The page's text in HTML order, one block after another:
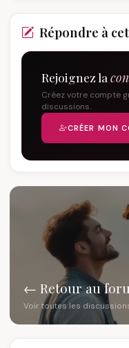
Répondre à
Rejoignez la
Créez votre compte
discussions.
CRÉER MON
← Retour au
Voir toutes les